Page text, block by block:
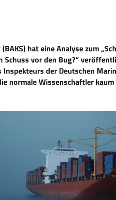
hat eine Analyse zum
vor den Bug?“
der Deutschen
normale Wissenschaftler